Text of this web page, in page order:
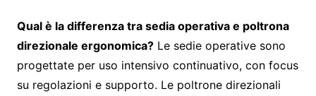
Qual è la differenza tra sedia operativa e poltrona
direzionale ergonomica?Le sedie operative sono
progettate per uso intensivo continuativo, con focus
su regolazioni e supporto. Le poltrone direzionali